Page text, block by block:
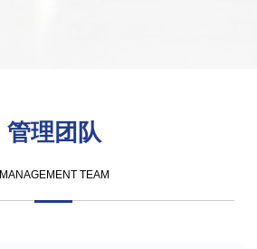
管理团队
MANAGEMENT TEAM